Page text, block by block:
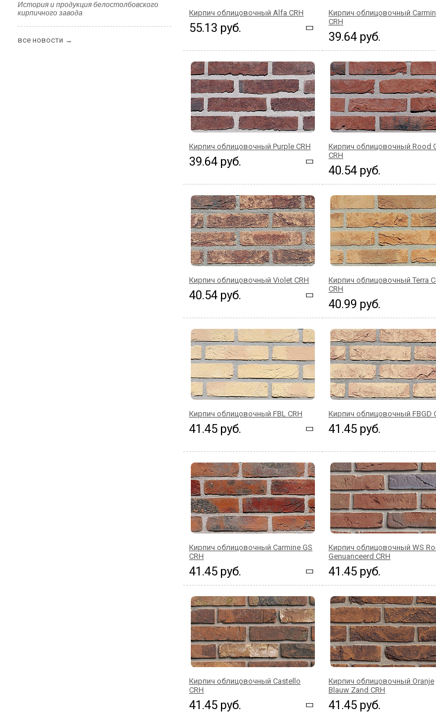
Кирпич облицовочный Alfa CRH
55.13 руб.
Кирпич облицовочный
CRH
39.64 руб.
Кирпич облицовочный Purple CRH
39.64 руб.
Кирпич облицовочный Rood
CRH
40.54 руб.
Кирпич облицовочный Violet CRH
40.54 руб.
Кирпич облицовочный Terra
CRH
40.99 руб.
Кирпич облицовочный FBL CRH
41.45 руб.
Кирпич облицовочный FBGD
41.45 руб.
Кирпич облицовочный Carmine GS
CRH
41.45 руб.
Кирпич облицовочный WS
Genuanceerd CRH
41.45 руб.
Кирпич облицовочный Castello
CRH
41.45 руб.
Кирпич облицовочный Oranje
Blauw Zand CRH
41.45 руб.
История и продукция белостолбовского
кирпичного завода
все новости →